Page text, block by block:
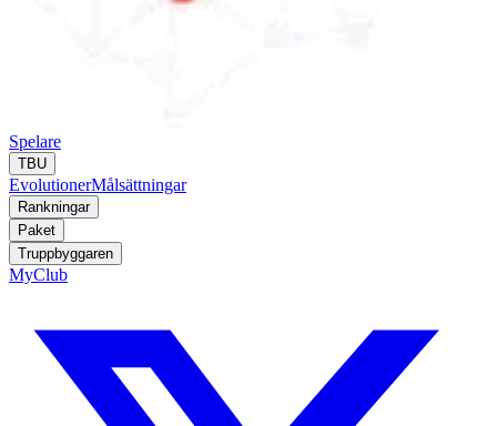
Spelare
TBU
EvolutionerMålsättningar
Rankningar
Paket
Truppbyggaren
MyClub